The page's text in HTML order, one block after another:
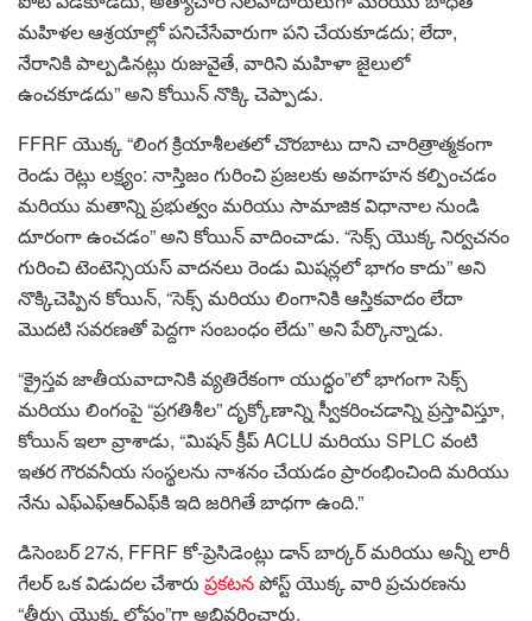
మహిళల ఆశ్రయాల్లో పనిచేసేవారుగా పని చేయకూడదు; లేదా,
నేరానికి పాల్పడినట్లు రుజువైతే, వారిని మహిళా జైలులో
ఉంచకూడదు” అని కోయిన్ నొక్కి చెప్పాడు.
FFRF యొక్క “లింగ క్రియాశీలతలో చొరబాటు దాని చారిత్రాత్మకంగా
రెండు రెట్లు లక్ష్యం: నాస్తిజం గురించి ప్రజలకు అవగాహన కల్పించడం
మరియు మతాన్ని ప్రభుత్వం మరియు సామాజిక విధానాల నుండి
దూరంగా ఉంచడం” అని కోయిన్ వాదించాడు. “సెక్స్ యొక్క నిర్వచనం
గురించి టెంటెన్సియస్ వాదనలు రెండు మిషన్లలో భాగం కాదు” అని
నొక్కిచెప్పిన కోయిన్, “సెక్స్ మరియు లింగానికి ఆస్తికవాదం లేదా
మొదటి సవరణతో పెద్దగా సంబంధం లేదు” అని పేర్కొన్నాడు.
“క్రైస్తవ జాతీయవాదానికి వ్యతిరేకంగా యుద్ధం”లో భాగంగా సెక్స్
మరియు లింగంపై “ప్రగతిశీల” దృక్కోణాన్ని స్వీకరించడాన్ని ప్రస్తావిస్తూ,
కోయిన్ ఇలా వ్రాశాడు, “మిషన్ క్రీప్ ACLU మరియు SPLC వంటి
ఇతర గౌరవనీయ సంస్థలను నాశనం చేయడం ప్రారంభించింది మరియు
నేను ఎఫ్‌ఎఫ్‌ఆర్‌ఎఫ్‌కి ఇది జరిగితే బాధగా ఉంది.”
డిసెంబర్ 27న, FFRF కో-ప్రెసిడెంట్లు డాన్ బార్కర్ మరియు అన్నీ లారీ
గేలర్ ఒక విడుదల చేశారు ప్రకటనపోస్ట్ యొక్క వారి ప్రచురణను
“తీర్పు యొక్క లోపం”గా అభివర్ణించారు.